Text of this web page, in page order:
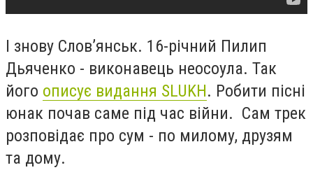
І знову Слов’янськ. 16-річний Пилип
Дьяченко - виконавець неосоула. Так
його описує видання SLUKH. Робити пісні
юнак почав саме під час війни. Сам трек
розповідає про сум - по милому, друзям
та дому.